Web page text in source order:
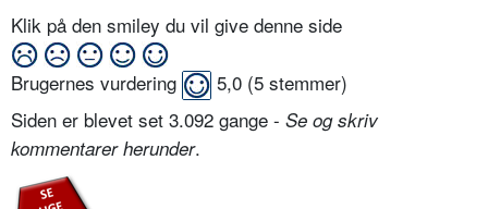
Klik på den smiley du vil give denne side
Brugernes vurdering 5,0 (5 stemmer)
Siden er blevet set 3.092 gange - Se og skriv
kommentarer herunder.